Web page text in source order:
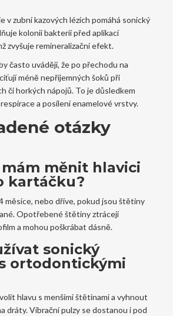
v zubní kazových lézích pomáhá sonický
kolonii bakterií před aplikací
zvyšuje remineralizační efekt.
často uvádějí, že po přechodu na
méně nepříjemných šoků při
či horkých nápojů. To je důsledkem
a posílení enamelové vrstvy.
otázky
měnit hlavici
kartáčku?
měsíce, nebo dříve, pokud jsou štětiny
Opotřebené štětiny ztrácejí
a mohou poškrábat dásně.
sonický
ortodontickými
hlavu s menšími štětinami a vyhnout
dráty. Vibrační pulzy se dostanou i pod